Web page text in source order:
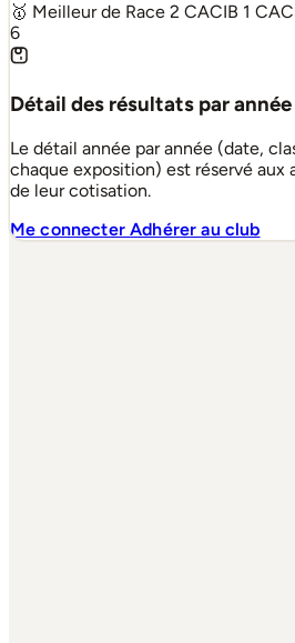
🥇 Meilleur de Race 2 CACIB 1
6
Détail des résultats par année
Le détail année par année (date,
chaque exposition) est réservé aux
de leur cotisation.
Me connecterAdhérer au club